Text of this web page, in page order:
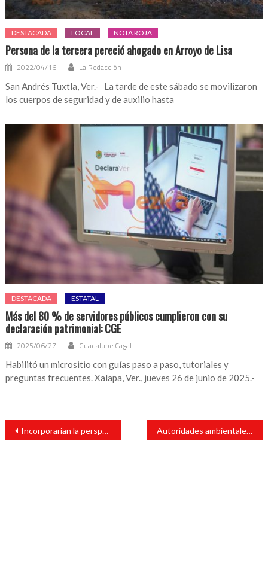
DESTACADA LOCAL NOTA ROJA
Persona de la tercera pereció ahogado en Arroyo de Lisa
2022/04/16 La Redacción
San Andrés Tuxtla, Ver.- La tarde de este sábado se movilizaron
los cuerpos de seguridad y de auxilio hasta
DESTACADA ESTATAL
Más del 80 % de servidores públicos cumplieron con su
declaración patrimonial: CGE
2025/06/27 Guadalupe Cagal
Habilitó un micrositio con guías paso a paso, tutoriales y
preguntas frecuentes. Xalapa, Ver., jueves 26 de junio de 2025.-
Navegación
entradas
Incorporarían la perspectiva de igualdad de género al Código Financier Autoridades ambientales publicarían diariamente los índices de Calidad del Aire